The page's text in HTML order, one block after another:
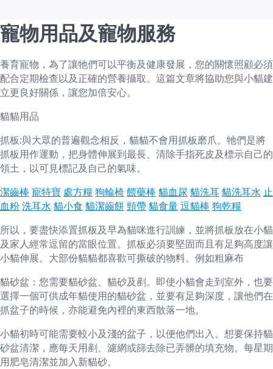
寵物用品及寵物服務
養育寵物，為了讓牠們可以平衡及健康發展，您的關懷照顧必須
配合定期檢查以及正確的營養攝取。這篇文章將協助您與小貓建
立更良好關係，讓您加倍安心。
貓貓用品
抓板:與大眾的普遍觀念相反，貓貓不會用抓板磨爪。牠們是將
抓板用作運動，把身體伸展到最長、清除手指死皮及標示自己的
領土，以可見標記及自己的氣味。
潔齒棒 寵特寶 處方糧狗輪椅餵藥棒 貓血尿 貓洗耳貓洗耳水 止
血粉洗耳水 貓小食 貓潔齒餅頸帶貓食量逗貓棒 狗乾糧
所以，要盡快添置抓板及早為貓咪進行訓練，並將抓板放在小貓
及家人經常逗留的當眼位置。抓板必須要堅固而且有足夠高度讓
小貓伸展。大部份貓貓都喜歡可撕破的物料。例如粗麻布
貓砂盆：您需要貓砂盆、貓砂及剷。即使小貓會走到室外，也要
選擇一個可供成年貓使用的貓砂盆，並要有足夠深度，讓他們在
抓盆子的時候，亦能避免內裡的東西散落一地。
小貓初時可能需要較小及淺的盆子，以便他們出入。想要保持貓
砂盆清潔，應每天用剷、濾網或篩去除已弄髒的填充物。每星期
用肥皂清潔並加入新貓砂。